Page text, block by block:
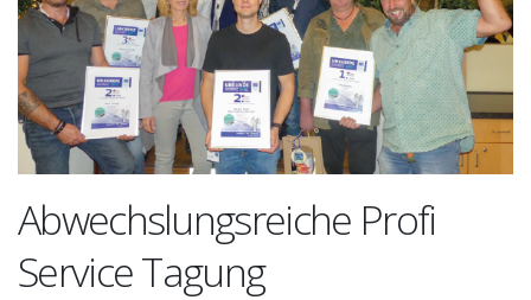
Abwechslungsreiche Profi
Service Tagung